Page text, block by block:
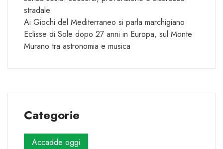
stradale
Ai Giochi del Mediterraneo si parla marchigiano
Eclisse di Sole dopo 27 anni in Europa, sul Monte
Murano tra astronomia e musica
Categorie
Accadde oggi